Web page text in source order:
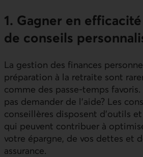
1. Gagner en
de conseils
La gestion des finances
préparation à la retraite sont
comme des passe-temps
pas demander de l’aide? Les
conseillères disposent d’outils
qui peuvent contribuer à
votre épargne, de vos dettes et
assurance.